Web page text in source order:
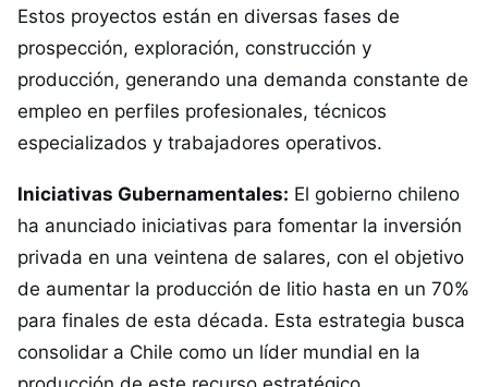
Estos proyectos están en diversas fases de
prospección, exploración, construcción y
producción, generando una demanda constante de
empleo en perfiles profesionales, técnicos
especializados y trabajadores operativos.
Iniciativas Gubernamentales: El gobierno chileno
ha anunciado iniciativas para fomentar la inversión
privada en una veintena de salares, con el objetivo
de aumentar la producción de litio hasta en un 70%
para finales de esta década. Esta estrategia busca
consolidar a Chile como un líder mundial en la